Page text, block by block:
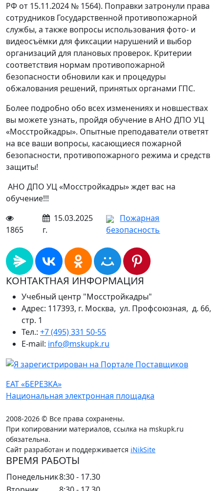
РФ от 15.11.2024 № 1564). Поправки затронули права
сотрудников Государственной противопожарной
службы, а также вопросы использования фото- и
видеосъёмки для фиксации нарушений и выбор
организаций для плановых проверок. Критерии
соответствия нормам противопожарной
безопасности обновили как и процедуры
обжалования решений, принятых органами ГПС.
Более подробно обо всех изменениях и новшествах
вы можете узнать, пройдя обучение в АНО ДПО УЦ
«Мосстройкадры». Опытные преподаватели ответят
на все ваши вопросы, касающиеся пожарной
безопасности, противопожарного режима и средств
защиты!
АНО ДПО УЦ «Мосстройкадры» ждет вас на
обучение!!!
1865
15.03.2025
г.
Пожарная
безопасность
КОНТАКТНАЯ ИНФОРМАЦИЯ
Учебный центр "Мосстройкадры"
Адрес: 117393, г. Москва, ул. Профсоюзная, д. 66,
стр. 1
Тел.: +7 (495) 331 50-55
E-mail: info@mskupk.ru
ЕАТ «БЕРЕЗКА»
Национальная электронная площадка
2008-2026 © Все права сохранены.
При копировании материалов, ссылка на mskupk.ru
обязательна.
Сайт разработан и поддерживается iNikSite
ВРЕМЯ РАБОТЫ
Понедельник8:30 - 17.30